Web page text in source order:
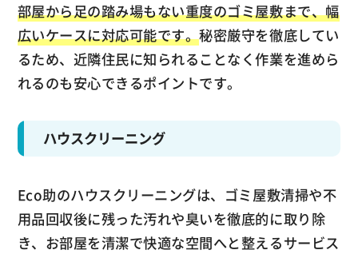
部屋から足の踏み場もない重度のゴミ屋敷まで、幅
広いケースに対応可能です。秘密厳守を徹底してい
るため、近隣住民に知られることなく作業を進めら
れるのも安心できるポイントです。
ハウスクリーニング
Eco助のハウスクリーニングは、ゴミ屋敷清掃や不
用品回収後に残った汚れや臭いを徹底的に取り除
き、お部屋を清潔で快適な空間へと整えるサービス